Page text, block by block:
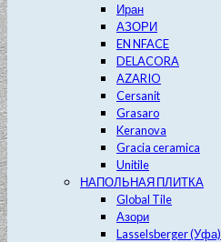
Иран
АЗОРИ
EN NFACE
DELACORA
AZARIO
Cersanit
Grasaro
Keranova
Gracia ceramica
Unitile
НАПОЛЬНАЯ ПЛИТКА
Global Tile
Азори
Lasselsberger (Уфа)